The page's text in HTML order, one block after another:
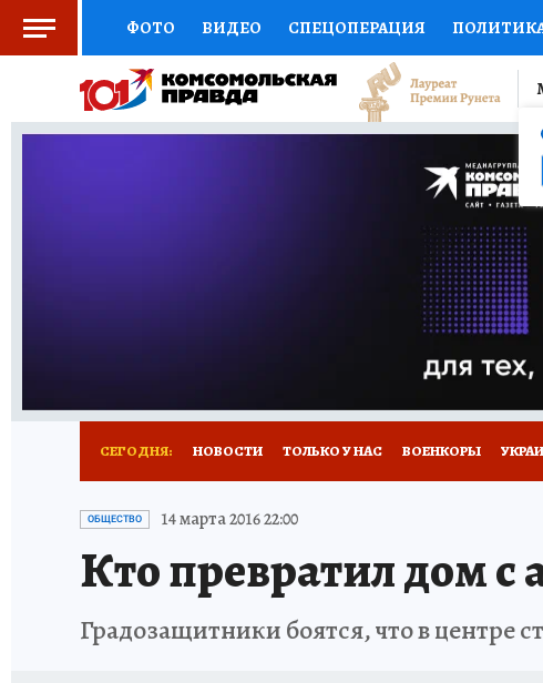
ФОТО ВИДЕО СПЕЦОПЕРАЦИЯ
СОЦПОДДЕРЖКА НАУКА СПОРТ
ВЫБОР ЭКСПЕРТОВ ДОКТОР ФИНАНСЫ
ПРОГНОЗЫ НА СПОРТ
ТЕЛЕВИЗОР
НОВОЕ НА
СЕГОДНЯ: НОВОСТИ ТОЛЬКО У НАС ВОЕНКОРЫ
ИСПЫТАНО НА СЕБЕ
ОБЩЕСТВО 14 марта 2016 22:00
Кто превратил дом
Градозащитники боятся, что в центре